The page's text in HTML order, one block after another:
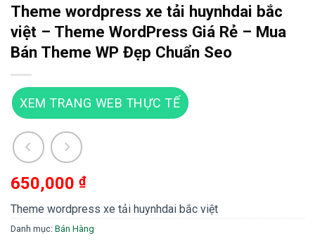
Theme wordpress xe tải huynhdai bắc
việt – Theme WordPress Giá Rẻ – Mua
Bán Theme WP Đẹp Chuẩn Seo
XEM TRANG WEB THỰC TẾ
650,000 ₫
Theme wordpress xe tải huynhdai bắc việt
Danh mục: Bán Hàng